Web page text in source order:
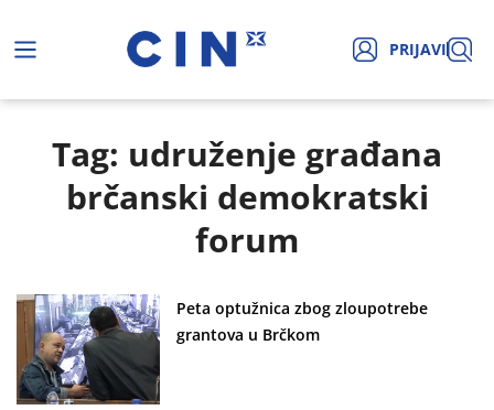
PRIJAVI
Tag: udruženje građana
brčanski demokratski
forum
Peta optužnica zbog zloupotrebe
grantova u Brčkom